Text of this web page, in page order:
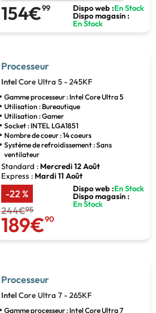
154€99 Dispo web :En Stock
Dispo magasin :
En Stock
Processeur
IntelCore Ultra 5 - 245KF
Gamme processeur : Intel Core Ultra 5
Utilisation : Bureautique
Utilisation : Gamer
Socket : INTEL LGA1851
Nombre de coeur : 14 coeurs
Systéme de refroidissement : Sans
ventilateur
Standard : Mercredi 12 Août
Express : Mardi 11 Août
-22 %
244€95
189€90
Dispo web :En Stock
Dispo magasin :
En Stock
Processeur
IntelCore Ultra 7 - 265KF
Gamme processeur : Intel Core Ultra 7